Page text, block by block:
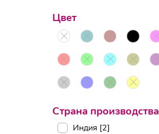
Цвет
Страна производства
Индия [2]